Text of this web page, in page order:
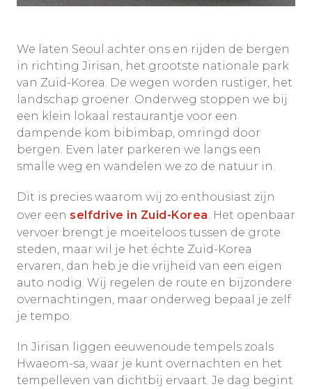
We laten Seoul achter ons en rijden de bergen
in richting Jirisan, het grootste nationale park
van Zuid-Korea. De wegen worden rustiger, het
landschap groener. Onderweg stoppen we bij
een klein lokaal restaurantje voor een
dampende kom bibimbap, omringd door
bergen. Even later parkeren we langs een
smalle weg en wandelen we zo de natuur in.
Dit is precies waarom wij zo enthousiast zijn
over een selfdrive in Zuid-Korea . Het openbaar
vervoer brengt je moeiteloos tussen de grote
steden, maar wil je het échte Zuid-Korea
ervaren, dan heb je die vrijheid van een eigen
auto nodig. Wij regelen de route en bijzondere
overnachtingen, maar onderweg bepaal je zelf
je tempo.
In Jirisan liggen eeuwenoude tempels zoals
Hwaeom-sa, waar je kunt overnachten en het
tempelleven van dichtbij ervaart. Je dag begint